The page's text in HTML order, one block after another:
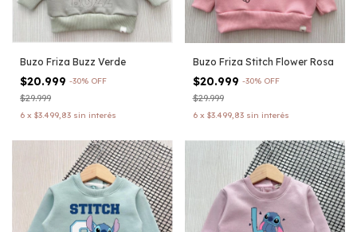
Buzo Friza Buzz Verde
$20.999 -30% OFF
$29.999
6 x $3.499,83 sin interés
Buzo Friza Stitch Flower Rosa
$20.999 -30% OFF
$29.999
6 x $3.499,83 sin interés